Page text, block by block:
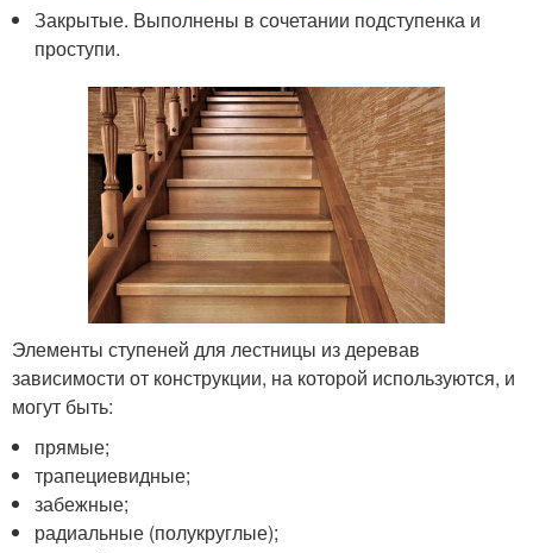
Закрытые. Выполнены в сочетании подступенка и
проступи.
Элементы ступеней для лестницы из деревав
зависимости от конструкции, на которой используются, и
могут быть:
прямые;
трапециевидные;
забежные;
радиальные (полукруглые);